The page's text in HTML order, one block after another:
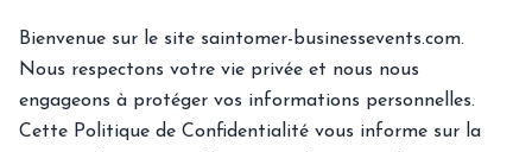
Bienvenue sur le site saintomer-businessevents.com.
Nous respectons votre vie privée et nous nous
engageons à protéger vos informations personnelles.
Cette Politique de Confidentialité vous informe sur la